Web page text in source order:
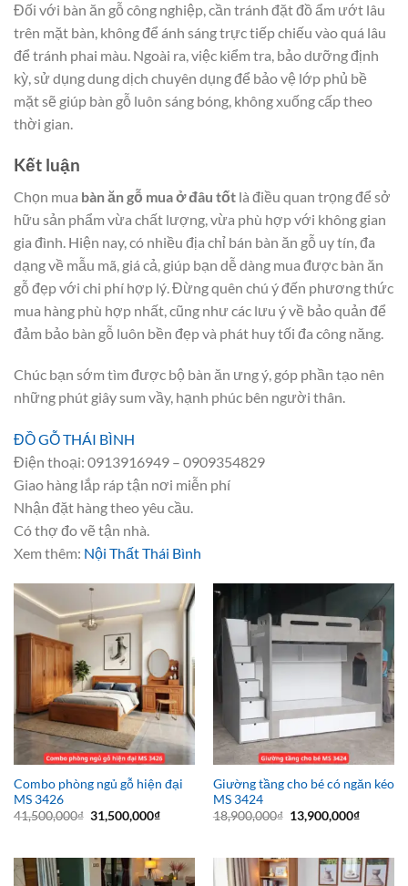
Đối với bàn ăn gỗ công nghiệp, cần tránh đặt đồ ẩm ướt lâu
trên mặt bàn, không để ánh sáng trực tiếp chiếu vào quá lâu
để tránh phai màu. Ngoài ra, việc kiểm tra, bảo dưỡng định
kỳ, sử dụng dung dịch chuyên dụng để bảo vệ lớp phủ bề
mặt sẽ giúp bàn gỗ luôn sáng bóng, không xuống cấp theo
thời gian.
Kết luận
Chọn mua bàn ăn gỗ mua ở đâu tốt là điều quan trọng để sở
hữu sản phẩm vừa chất lượng, vừa phù hợp với không gian
gia đình. Hiện nay, có nhiều địa chỉ bán bàn ăn gỗ uy tín, đa
dạng về mẫu mã, giá cả, giúp bạn dễ dàng mua được bàn ăn
gỗ đẹp với chi phí hợp lý. Đừng quên chú ý đến phương thức
mua hàng phù hợp nhất, cũng như các lưu ý về bảo quản để
đảm bảo bàn gỗ luôn bền đẹp và phát huy tối đa công năng.
Chúc bạn sớm tìm được bộ bàn ăn ưng ý, góp phần tạo nên
những phút giây sum vầy, hạnh phúc bên người thân.
ĐỒ GỖ THÁI BÌNH
Điện thoại: 0913916949 – 0909354829
Giao hàng lắp ráp tận nơi miễn phí
Nhận đặt hàng theo yêu cầu.
Có thợ đo vẽ tận nhà.
Xem thêm: Nội Thất Thái Bình
Combo phòng ngủ gỗ hiện đại
MS 3426
41,500,000₫ Giá
gốc
31,500,000₫Giá
31,500,000₫.
Giường tầng cho bé có ngăn kéo
MS 3424
18,900,000₫ Giá
gốc
13,900,000₫Giá